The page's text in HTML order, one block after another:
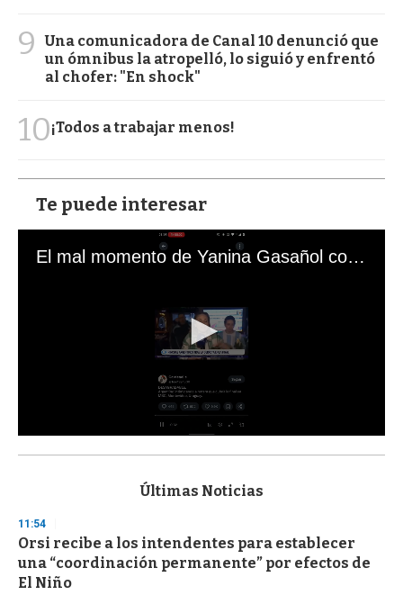
9
Una comunicadora de Canal 10 denunció que
un ómnibus la atropelló, lo siguió y enfrentó
al chofer: "En shock"
10¡Todos a trabajar menos!
Te puede interesar
El mal momento de Yanina Gasañol con un hincha argentino en "Subrayado"
s
d
s
o
f
3
Últimas Noticias
11:54
Orsi recibe a los intendentes para establecer
una “coordinación permanente” por efectos de
El Niño